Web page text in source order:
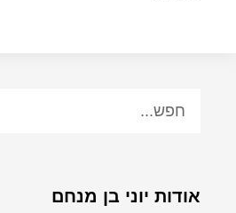
אודות יוני בן מנחם